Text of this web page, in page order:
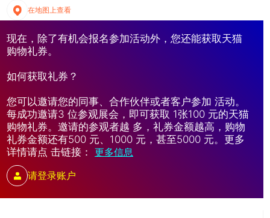
在地图上查看
现在，除了有机会报名参加活动外，您还能获取天猫
购物礼券。
如何获取礼券？
您可以邀请您的同事、合作伙伴或者客户参加 活动。
每成功邀请3 位参观展会，即可获取 1张100 元的天猫
购物礼券。邀请的参观者越 多，礼券金额越高，购物
礼券金额还有500 元、1000 元，甚至5000 元。更多
详情请点 击链接： 更多信息
请登录账户